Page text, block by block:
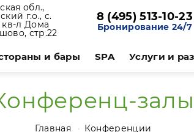
обл.,
г.о., с.
л Дома
стр.22
8 (495) 513-10-23
Бронирование 24/7
и бары SPA Услуги и
залы
Главная Конференции